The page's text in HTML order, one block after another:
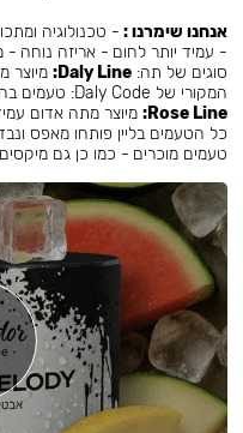
אנחנו שימרנו : - טכנולוגיה
סוגים של תה:Daly Line: מיוצר
המקורי של Daly Code: טעמים בהירים ועשירים, עמידים לחום ומלאים בעשן.
Rose Line: מיוצר מתה אדום
כל הטעמים בליין פותחו מאפס
טעמים מוכרים - כמו כן גם מיקסים